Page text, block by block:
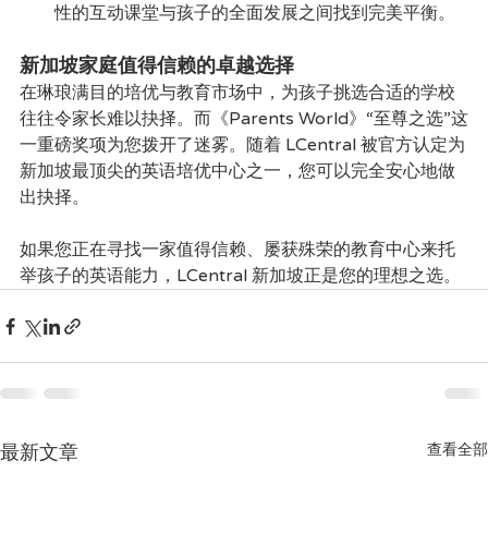
性的互动课堂与孩子的全面发展之间找到完美平衡。
新加坡家庭值得信赖的卓越选择
在琳琅满目的培优与教育市场中，为孩子挑选合适的学校
往往令家长难以抉择。而《Parents World》“至尊之选”这
一重磅奖项为您拨开了迷雾。随着 LCentral 被官方认定为
新加坡最顶尖的英语培优中心之一，您可以完全安心地做
出抉择。
如果您正在寻找一家值得信赖、屡获殊荣的教育中心来托
举孩子的英语能力，LCentral 新加坡正是您的理想之选。
最新文章 查看全部